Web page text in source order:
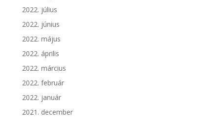
2022. július
2022. június
2022. május
2022. április
2022. március
2022. február
2022. január
2021. december